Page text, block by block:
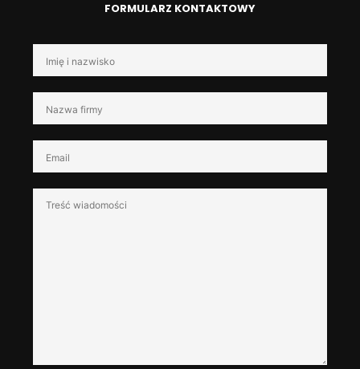
FORMULARZ KONTAKTOWY